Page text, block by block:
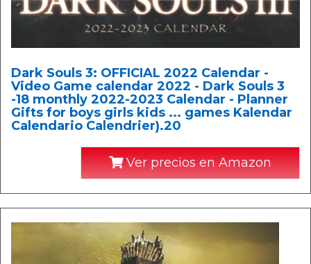
Dark Souls 3: OFFICIAL 2022 Calendar -
Video Game calendar 2022 - Dark Souls 3
-18 monthly 2022-2023 Calendar - Planner
Gifts for boys girls kids ... games Kalendar
Calendario Calendrier).20
Ver precios en Amazon